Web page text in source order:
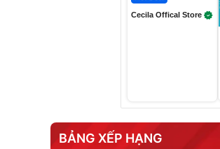
Cecila Offical Store
BẢNG XẾP HẠNG